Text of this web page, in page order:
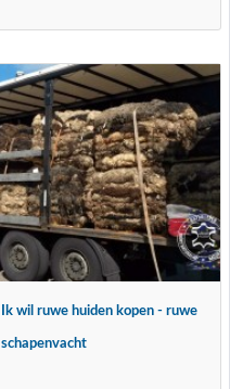
Ik wil ruwe huiden kopen - ruwe
schapenvacht